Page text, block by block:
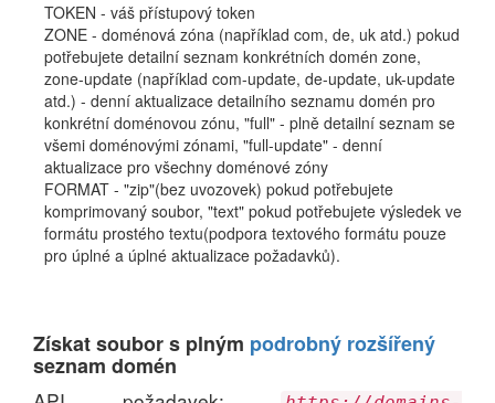
TOKEN - váš přístupový token
ZONE - doménová zóna (například com, de, uk atd.) pokud
potřebujete detailní seznam konkrétních domén zone,
zone-update (například com-update, de-update, uk-update
atd.) - denní aktualizace detailního seznamu domén pro
konkrétní doménovou zónu, "full" - plně detailní seznam se
všemi doménovými zónami, "full-update" - denní
aktualizace pro všechny doménové zóny
FORMAT - "zip"(bez uvozovek) pokud potřebujete
komprimovaný soubor, "text" pokud potřebujete výsledek ve
formátu prostého textu(podpora textového formátu pouze
pro úplné a úplné aktualizace požadavků).
Získat soubor s plným podrobný rozšířený
seznam domén